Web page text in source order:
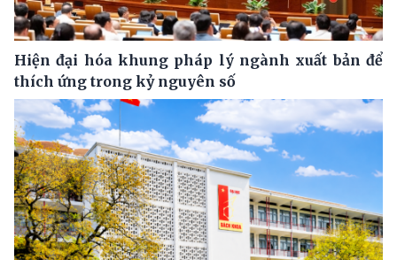
Hiện đại hóa khung pháp lý ngành xuất bản để
thích ứng trong kỷ nguyên số